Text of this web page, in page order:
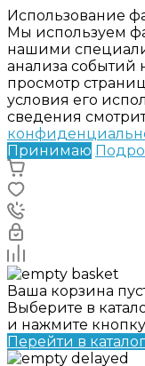
Использование
Мы используем
нашими
анализа событий
просмотр
условия его
сведения
Принимаю
Ваша корзина
Выберите в
и нажмите
Перейти в каталог